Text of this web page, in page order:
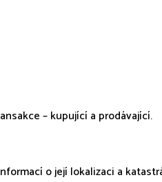
– kupující a prodávající.
o její lokalizaci a